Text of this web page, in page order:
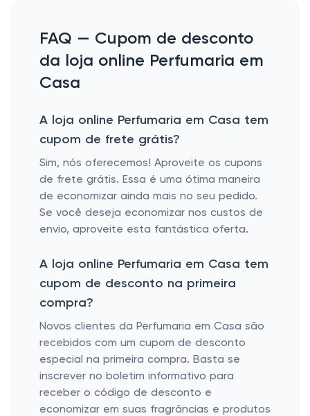
FAQ — Cupom de desconto
da loja online Perfumaria em
Casa
A loja online Perfumaria em Casa tem
cupom de frete grátis?
Sim, nós oferecemos! Aproveite os cupons
de frete grátis. Essa é uma ótima maneira
de economizar ainda mais no seu pedido.
Se você deseja economizar nos custos de
envio, aproveite esta fantástica oferta.
A loja online Perfumaria em Casa tem
cupom de desconto na primeira
compra?
Novos clientes da Perfumaria em Casa são
recebidos com um cupom de desconto
especial na primeira compra. Basta se
inscrever no boletim informativo para
receber o código de desconto e
economizar em suas fragrâncias e produtos